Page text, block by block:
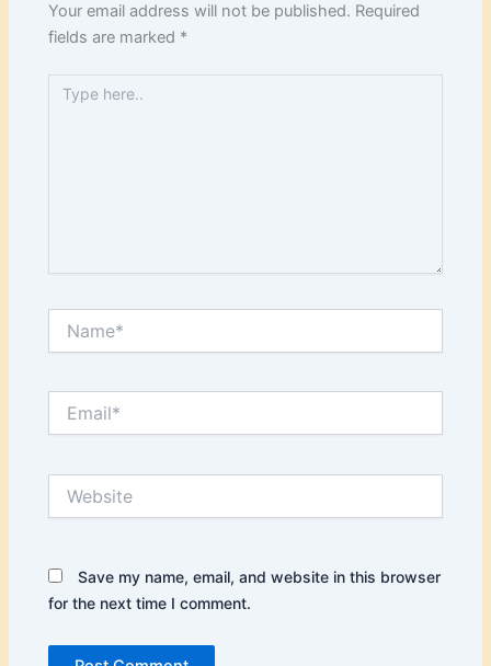
Your email address will not be published. Required
fields are marked *
here..
Save my name, email, and website in this browser
for the next time I comment.